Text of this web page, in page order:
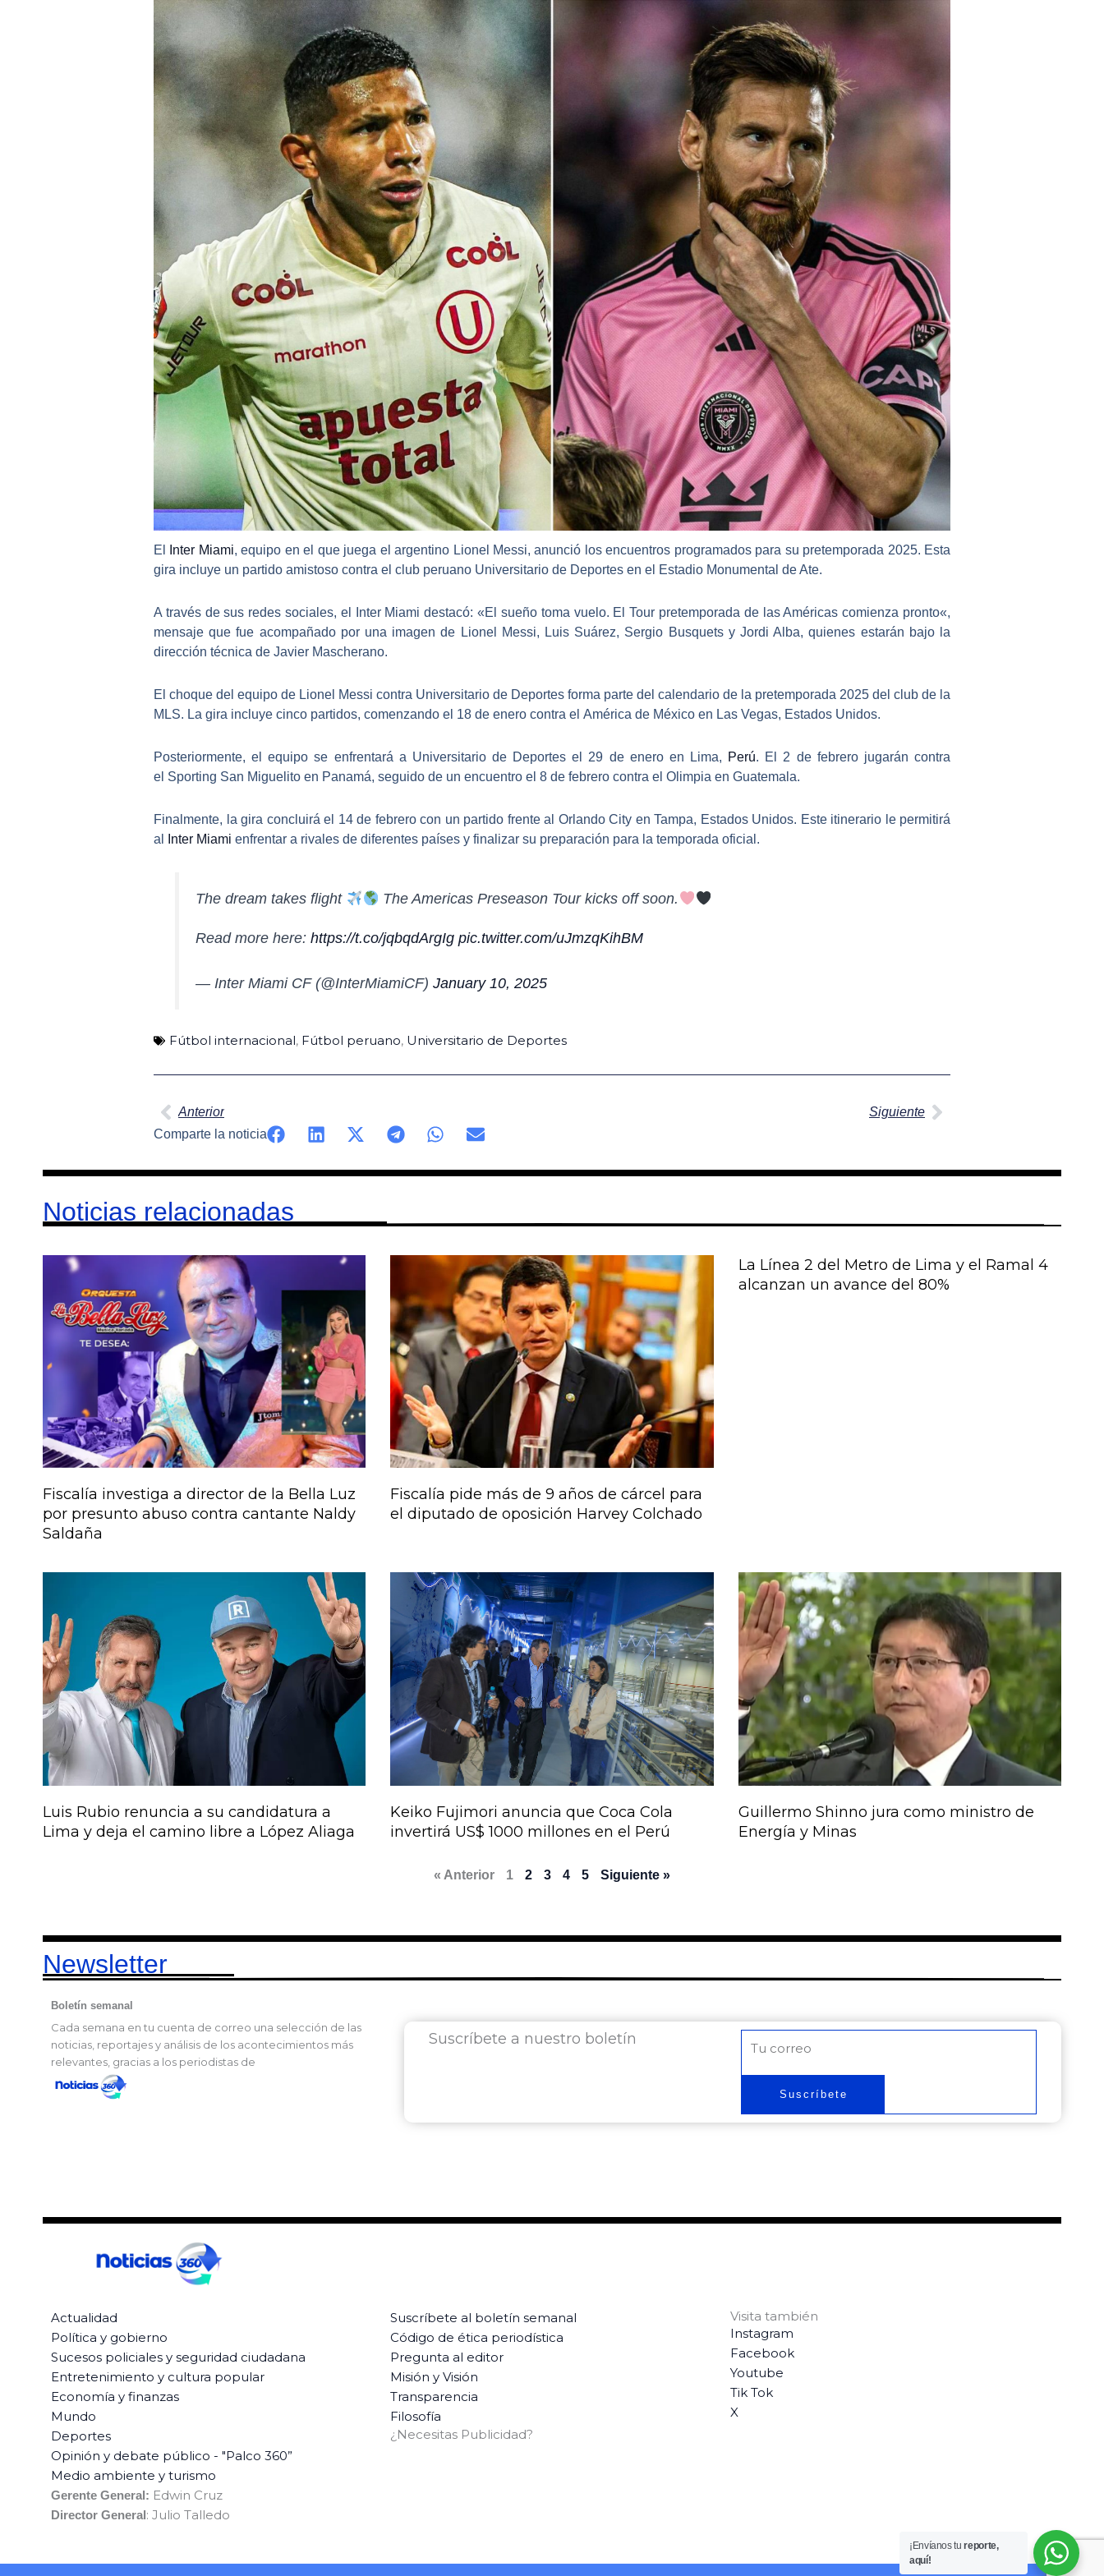
El Inter Miami, equipo en el que juega el argentino Lionel Messi, anunció los encuentros programados para su pretemporada 2025. Esta
gira incluye un partido amistoso contra el club peruano Universitario de Deportes en el Estadio Monumental de Ate.
A través de sus redes sociales, el Inter Miami destacó: «El sueño toma vuelo. El Tour pretemporada de las Américas comienza pronto«,
mensaje que fue acompañado por una imagen de Lionel Messi, Luis Suárez, Sergio Busquets y Jordi Alba, quienes estarán bajo la
dirección técnica de Javier Mascherano.
El choque del equipo de Lionel Messi contra Universitario de Deportes forma parte del calendario de la pretemporada 2025 del club de la
MLS. La gira incluye cinco partidos, comenzando el 18 de enero contra el América de México en Las Vegas, Estados Unidos.
Posteriormente, el equipo se enfrentará a Universitario de Deportesel 29 de enero en Lima, Perú. El 2 de febrero jugarán contra
el Sporting San Miguelito en Panamá, seguido de un encuentro el 8 de febrero contra el Olimpia en Guatemala.
Finalmente, la gira concluirá el 14 de febrero con un partido frente al Orlando City en Tampa, Estados Unidos. Este itinerario le permitirá
al
Inter Miami enfrentar a rivales de diferentes países y finalizar su preparación para la temporada oficial.
The dream takes flight The Americas Preseason Tour kicks off soon.
Read more here:https://t.co/jqbqdArgIg pic.twitter.com/uJmzqKihBM
— Inter Miami CF (@InterMiamiCF)January 10, 2025
Fútbol internacional, Fútbol peruano, Universitario de Deportes
Anterior Siguiente
Comparte la noticia
Noticias relacionadas
Fiscalía investiga a director de la Bella Luz
por presunto abuso contra cantante Naldy
Saldaña
Fiscalía pide más de 9 años de cárcel para
el diputado de oposición Harvey Colchado
La Línea 2 del Metro de Lima y el Ramal 4
alcanzan un avance del 80%
Luis Rubio renuncia a su candidatura a
Lima y deja el camino libre a López Aliaga
Keiko Fujimori anuncia que Coca Cola
invertirá US$ 1000 millones en el Perú
Guillermo Shinno jura como ministro de
Energía y Minas
« Anterior
Página
1
Página
2
Página
3
Página
4
Página
5 Siguiente »
Newsletter
Boletín semanal
Cada semana en tu cuenta de correo una selección de las
noticias, reportajes y análisis de los acontecimientos más
relevantes, gracias a los periodistas de
Suscríbete a nuestro boletín
Suscríbete
Actualidad
Política y gobierno
Sucesos policiales y seguridad ciudadana
Entretenimiento y cultura popular
Economía y finanzas
Mundo
Deportes
Opinión y debate público - "Palco 360”
Medio ambiente y turismo
Gerente General: Edwin Cruz
Director General: Julio Talledo
Suscríbete al boletín semanal
Código de ética periodística
Pregunta al editor
Misión y Visión
Transparencia
Filosofía
¿Necesitas Publicidad?
Visita también
Instagram
Facebook
Youtube
Tik Tok
X
¡Envíanos tureporte,
aquí!